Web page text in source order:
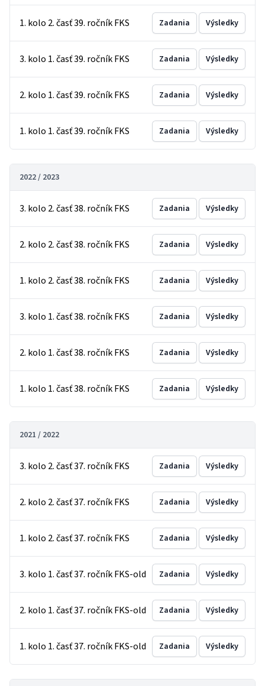
1. kolo 2. časť 39. ročník FKS Zadania Výsledky
3. kolo 1. časť 39. ročník FKS Zadania Výsledky
2. kolo 1. časť 39. ročník FKS Zadania Výsledky
1. kolo 1. časť 39. ročník FKS Zadania Výsledky
2022 / 2023
3. kolo 2. časť 38. ročník FKS Zadania Výsledky
2. kolo 2. časť 38. ročník FKS Zadania Výsledky
1. kolo 2. časť 38. ročník FKS Zadania Výsledky
3. kolo 1. časť 38. ročník FKS Zadania Výsledky
2. kolo 1. časť 38. ročník FKS Zadania Výsledky
1. kolo 1. časť 38. ročník FKS Zadania Výsledky
2021 / 2022
3. kolo 2. časť 37. ročník FKS Zadania Výsledky
2. kolo 2. časť 37. ročník FKS Zadania Výsledky
1. kolo 2. časť 37. ročník FKS Zadania Výsledky
3. kolo 1. časť 37. ročník FKS-old Zadania Výsledky
2. kolo 1. časť 37. ročník FKS-old Zadania Výsledky
1. kolo 1. časť 37. ročník FKS-old Zadania Výsledky